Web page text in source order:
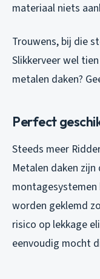
materiaal niets
Trouwens, bij die
Slikkerveer wel
metalen daken?
Perfect
Steeds meer
Metalen daken
worden geklemd
risico op lekkage
eenvoudig mocht